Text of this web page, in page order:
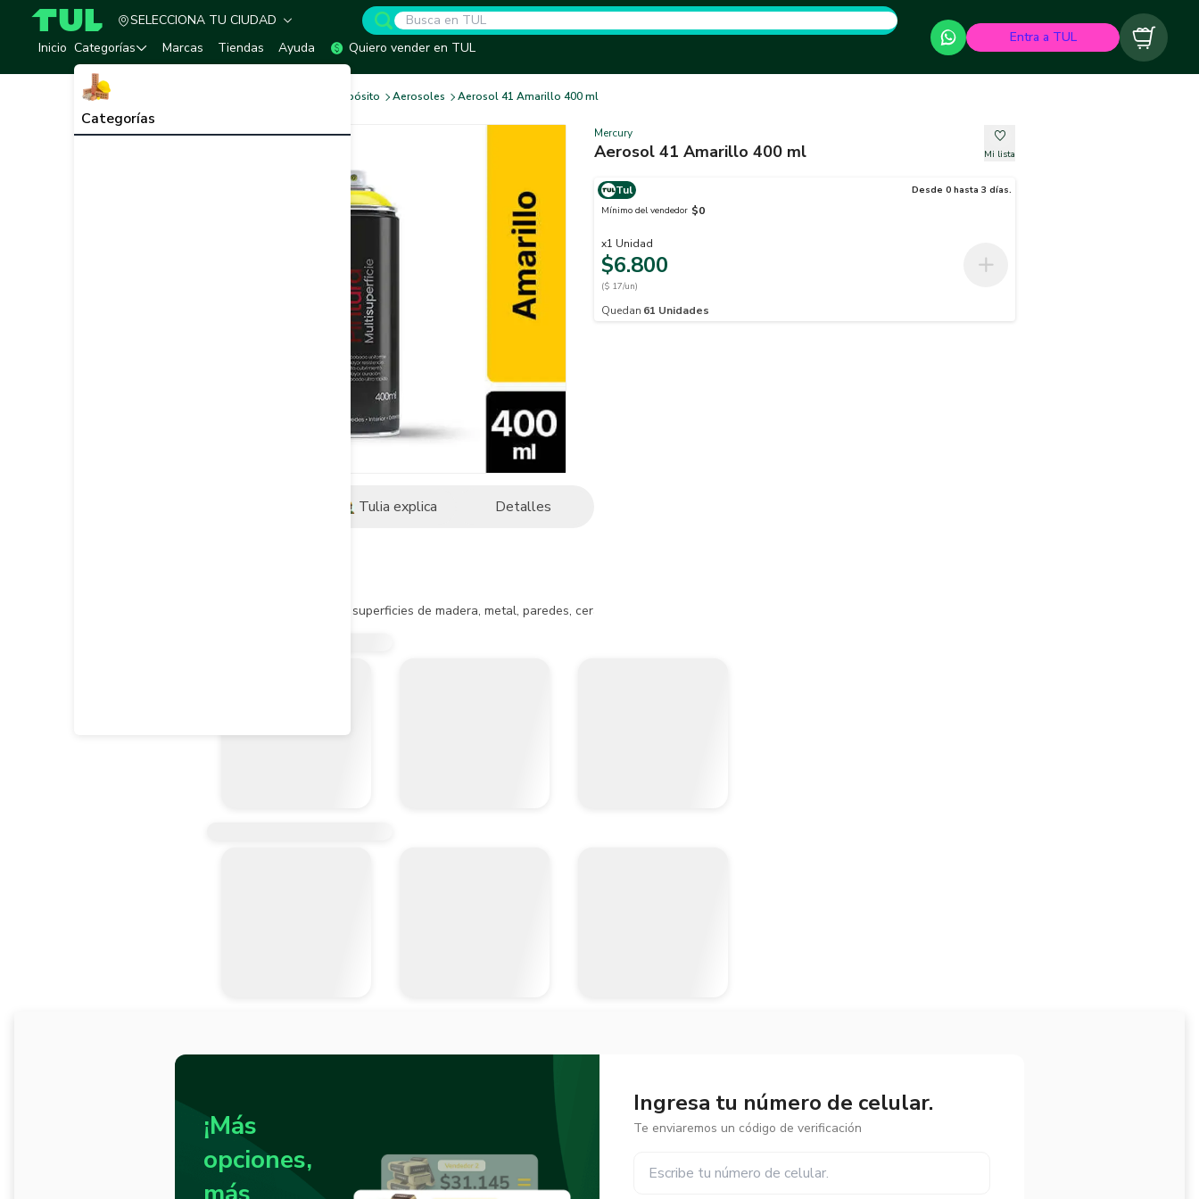
TUL - Tu Marketplace de Construcción
SELECCIONA TU CIUDAD
Inicio Categorías
Categorías
Marcas Tiendas Ayuda Quiero vender en TUL
Entra a TUL Carrito
Pinturas Multipropósito Aerosoles Aerosol 41 Amarillo 400 ml
Tulia explica Detalles
Pintura en aerosol ideal para superficies de madera, metal, paredes, cerámica, o cartón que deban ser restauradas, protegidas y/o decoradas.
Mercury
Aerosol 41 Amarillo 400 ml Mi lista
Tul
Desde 0 hasta 3 días.
Mínimo del vendedor $0
x1 Unidad
$6.800
($ 17/un)
Quedan 61 Unidades
¡Más
opciones,
Ingresa tu número de celular.
Te enviaremos un código de verificación